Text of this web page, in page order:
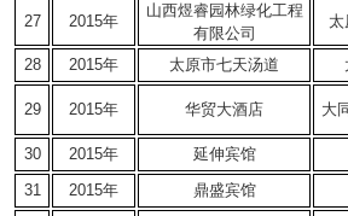
27 2015年
山西煜睿园林绿化工程
有限公司
太
28 2015年 太原市七天汤道
29 2015年 华贸大酒店 大
30 2015年 延伸宾馆
31
2015年 鼎盛宾馆